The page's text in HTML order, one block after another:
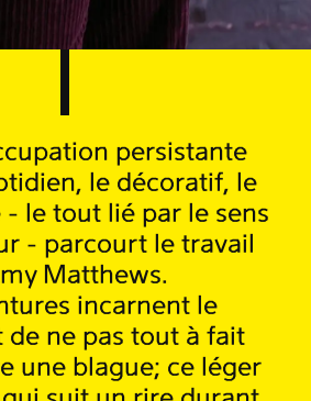
persistante
le décoratif, le
le tout lié par le sens
- parcourt le travail
Matthews.
incarnent le
de ne pas tout à fait
une blague; ce léger